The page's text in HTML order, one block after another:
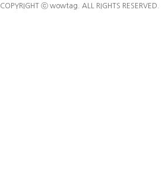
COPYRIGHT ⓒ wowtag. ALL RIGHTS RESERVED.